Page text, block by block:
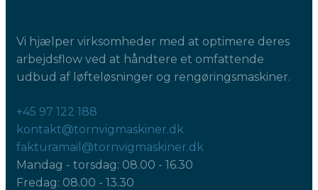
Vi hjælper virksomheder med at optimere deres
arbejdsflow ved at håndtere et omfattende
udbud af løfteløsninger og rengøringsmaskiner.
+45 97 122 188
kontakt@tornvigmaskiner.dk
fakturamail@tornvigmaskiner.dk
Mandag - torsdag: 08.00 - 16.30
Fredag: 08.00 - 13.30